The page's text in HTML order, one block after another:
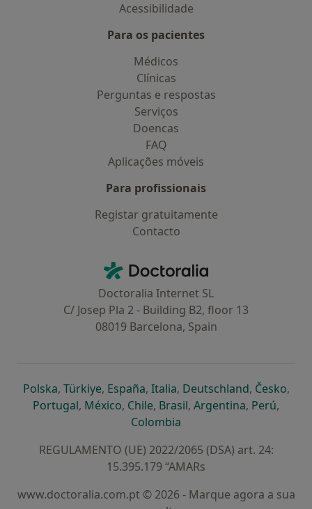
Acessibilidade
Para os pacientes
Médicos
Clínicas
Perguntas e respostas
Serviços
Doencas
FAQ
Aplicações móveis
Para profissionais
Registar gratuitamente
Contacto
Doctoralia - Homepage
Doctoralia Internet SL
C/ Josep Pla 2 - Building B2, floor 13
08019 Barcelona, Spain
Polskaabre num novo separador
, Türkiyeabre num novo separador
, Españaabre num novo separador
, Italiaabre num novo
, Deutschlandabre num
, Česko,
Portugalabre num novo separador
, Méxicoabre num novo separador
, Chileabre num novo separador
, Brasilabre num novo
, Argentinaabre num
, Perúabre
,
Colombia
REGULAMENTO (UE) 2022/2065 (DSA) art. 24:
15.395.179 “AMARs
www.doctoralia.com.pt © 2026 - Marque agora a sua